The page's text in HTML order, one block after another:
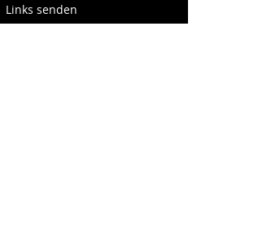
Links senden